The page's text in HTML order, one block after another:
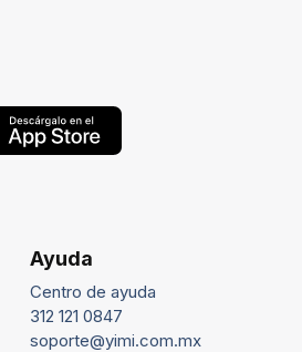
Ayuda
Centro de ayuda
312 121 0847
soporte@yimi.com.mx